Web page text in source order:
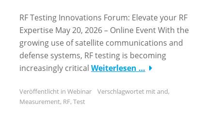
RF Testing Innovations Forum: Elevate your RF
Expertise May 20, 2026 – Online Event With the
growing use of satellite communications and
defense systems, RF testing is becoming
increasingly critical Weiterlesen …
Veröffentlicht in Webinar Verschlagwortet mitand,
Measurement, RF, Test